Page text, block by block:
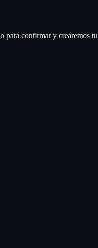
para confirmar y crearemos tu